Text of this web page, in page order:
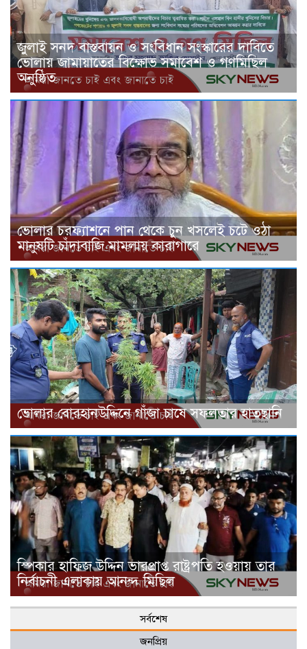
জুলাই সনদ বাস্তবায়ন ও সংবিধান সংস্কারের দাবিতে
ভোলায় জামায়াতের বিক্ষোভ সমাবেশ ও গণমিছিল
অনুষ্ঠিত
ভোলার চরফ্যাশনে পান থেকে চুন খসলেই চটে ওঠা
মানুষটি চাঁদাবাজি মামলায় কারাগারে
ভোলার বোরহানউদ্দিনে গাঁজা চাষে সফলতার হাতছানি
স্পিকার হাফিজ উদ্দিন ভারপ্রাপ্ত রাষ্ট্রপতি হওয়ায় তার
নির্বাচনী এলাকায় আনন্দ মিছিল
সর্বশেষ
জনপ্রিয়